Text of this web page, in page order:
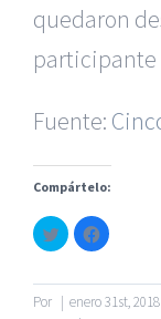
quedaron
participante
Fuente:
Compártelo:
Haz
clic
para
en
Twitter
(Se
Haz
clic
en
Facebook
(Se
Por | enero 31st, 2018
de Accidentes
|
|Hacer
© Copyright